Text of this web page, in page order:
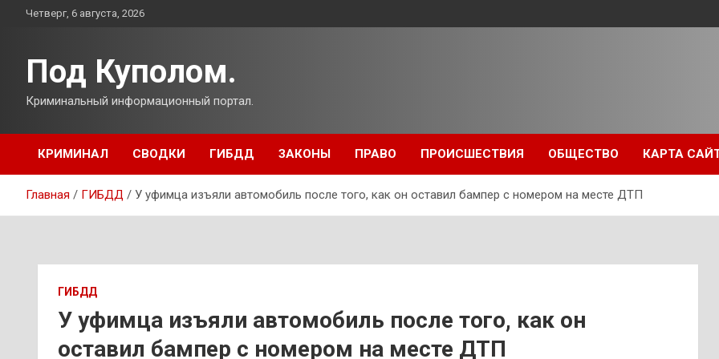
ПерейтиЧетверг, 6 августа, 2026
Под Куполом.
Криминальный информационный портал.
КРИМИНАЛ СВОДКИ ГИБДД ЗАКОНЫ ПРАВО ПРОИСШЕСТВИЯ ОБЩЕСТВО КАРТА
Главная ГИБДД У уфимца изъяли автомобиль после того, как он оставил бампер с номером на месте ДТП
ГИБДД
У уфимца изъяли автомобиль после того, как он
оставил бампер с номером на месте ДТП